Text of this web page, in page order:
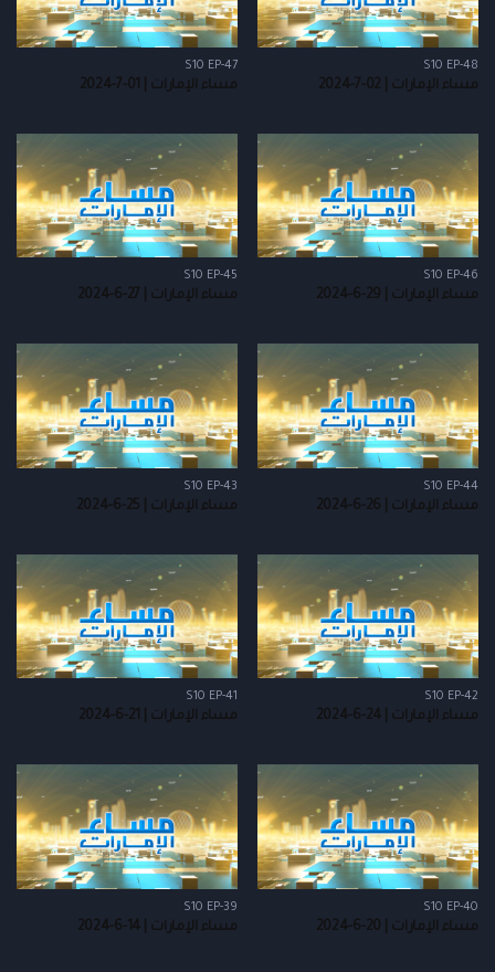
S10 EP-48
مساء الإمارات | 02-7-2024
S10 EP-47
مساء الإمارات | 01-7-2024
S10 EP-46
مساء الإمارات | 29-6-2024
S10 EP-45
مساء الإمارات | 27-6-2024
S10 EP-44
مساء الإمارات | 26-6-2024
S10 EP-43
مساء الإمارات | 25-6-2024
S10 EP-42
مساء الإمارات | 24-6-2024
S10 EP-41
مساء الإمارات | 21-6-2024
S10 EP-40
مساء الإمارات | 20-6-2024
S10 EP-39
مساء الإمارات | 14-6-2024